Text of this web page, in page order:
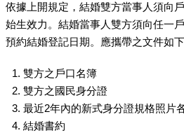
依據上開規定 ，結婚雙方當事人須向
始生效力。 結婚當事人雙方須向任一
預約結婚登記日期。應攜帶之文件如下
雙方之戶口名簿
雙方之國民身分證
最近2年內的新式身分證規格照片
結婚書約